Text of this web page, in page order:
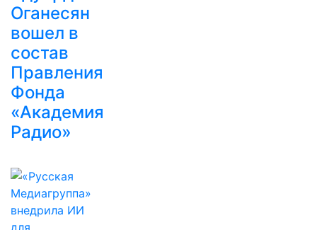
Оганесян
вошел в
состав
Правления
Фонда
«Академия
Радио»